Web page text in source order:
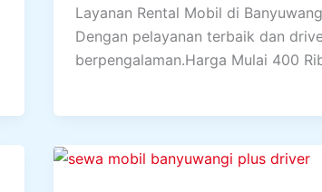
Layanan Rental Mobil di
Dengan pelayanan terbaik dan
berpengalaman.Harga Mulai 400